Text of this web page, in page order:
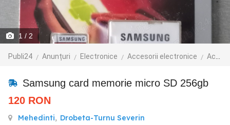
1 / 2
Publi24 Anunțuri Electronice Accesorii electronice Accesorii telefoane mobile
Samsung card memorie micro SD 256gb
120 RON
Mehedinti, Drobeta-Turnu Severin